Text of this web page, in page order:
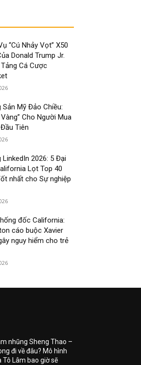
“Cú Nhảy Vọt” X50
Donald Trump Jr.
Cá Cược
Mỹ Đảo Chiều:
Cho Người Mua
Tiên
LinkedIn 2026: 5 Đại
Lọt Top 40
nhất cho Sự nghiệp
đốc California:
cáo buộc Xavier
nguy hiểm cho trẻ
nhũng Sheng Thao –
đi về đâu? Mô hình
Tô Lâm bao giờ sẽ